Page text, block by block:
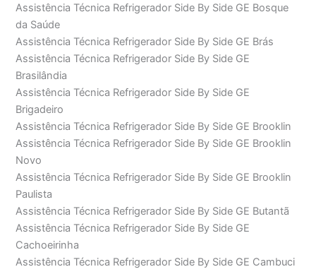
Assistência Técnica Refrigerador Side By Side GE Bosque
da Saúde
Assistência Técnica Refrigerador Side By Side GE Brás
Assistência Técnica Refrigerador Side By Side GE
Brasilândia
Assistência Técnica Refrigerador Side By Side GE
Brigadeiro
Assistência Técnica Refrigerador Side By Side GE Brooklin
Assistência Técnica Refrigerador Side By Side GE Brooklin
Novo
Assistência Técnica Refrigerador Side By Side GE Brooklin
Paulista
Assistência Técnica Refrigerador Side By Side GE Butantã
Assistência Técnica Refrigerador Side By Side GE
Cachoeirinha
Assistência Técnica Refrigerador Side By Side GE Cambuci